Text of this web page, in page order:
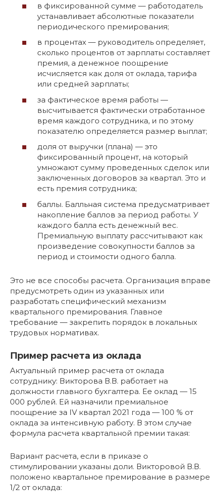
в фиксированной сумме — работодатель
устанавливает абсолютные показатели
периодического премирования;
в процентах — руководитель определяет,
сколько процентов от зарплаты составляет
премия, а денежное поощрение
исчисляется как доля от оклада, тарифа
или средней зарплаты;
за фактическое время работы —
высчитывается фактически отработанное
время каждого сотрудника, и по этому
показателю определяется размер выплат;
доля от выручки (плана) — это
фиксированный процент, на который
умножают сумму проведенных сделок или
заключенных договоров за квартал. Это и
есть премия сотрудника;
баллы. Балльная система предусматривает
накопление баллов за период работы. У
каждого балла есть денежный вес.
Премиальную выплату рассчитывают как
произведение совокупности баллов за
период и стоимости одного балла.
Это не все способы расчета. Организация вправе
предусмотреть один из указанных или
разработать специфический механизм
квартального премирования. Главное
требование — закрепить порядок в локальных
трудовых нормативах.
Пример расчета из оклада
Актуальный пример расчета от оклада
сотруднику: Викторова В.В. работает на
должности главного бухгалтера. Ее оклад — 15
000 рублей. Ей назначили премиальное
поощрение за IV квартал 2021 года — 100 % от
оклада за интенсивную работу. В этом случае
формула расчета квартальной премии такая:
Вариант расчета, если в приказе о
стимулировании указаны доли. Викторовой В.В.
положено квартальное премирование в размере
1/2 от оклада: